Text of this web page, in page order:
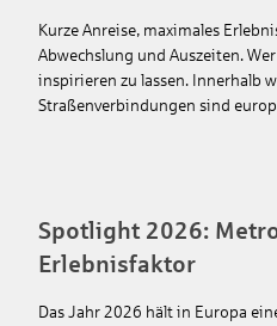
Kurze Anreise, maximales
Abwechslung und Auszeiten.
inspirieren zu lassen. Innerhalb
Straßenverbindungen sind
Spotlight 2026:
Erlebnisfaktor
Das Jahr 2026 hält in Europa